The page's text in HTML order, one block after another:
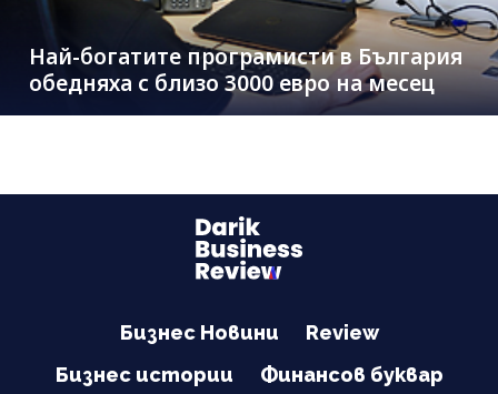
Най-богатите програмисти в България
обедняха с близо 3000 евро на месец
Бизнес Новини
Review
Бизнес истории
Финансов буквар